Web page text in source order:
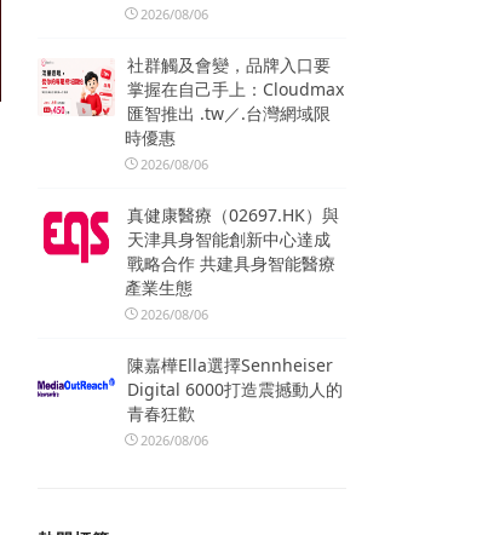
2026/08/06
社群觸及會變，品牌入口要
掌握在自己手上：Cloudmax
匯智推出 .tw／.台灣網域限
時優惠
2026/08/06
真健康醫療（02697.HK）與
天津具身智能創新中心達成
戰略合作 共建具身智能醫療
產業生態
2026/08/06
陳嘉樺Ella選擇Sennheiser
Digital 6000打造震撼動人的
青春狂歡
2026/08/06